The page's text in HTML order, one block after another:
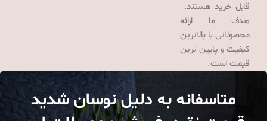
قابل خرید هستند.
هدف ما ارائه
محصولاتی با بالاترین
کیفیت و پایین ترین
قیمت است.
متاسفانه به دلیل نوسان شدید